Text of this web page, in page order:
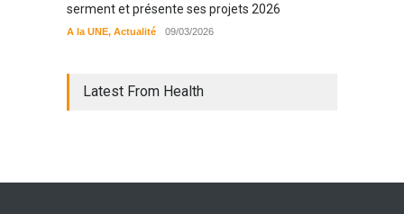
serment et présente ses projets 2026
A la UNE, Actualité 09/03/2026
Latest From Health